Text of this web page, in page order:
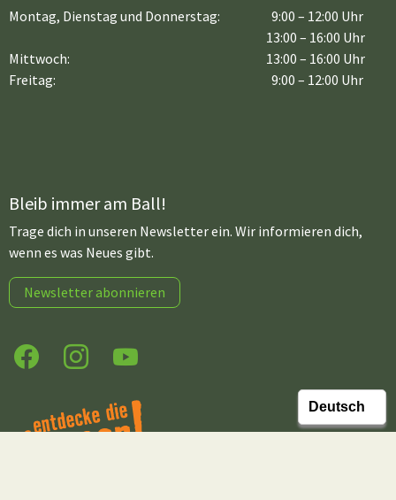
Montag, Dienstag und Donnerstag:
9:00 – 12:00 Uhr
13:00 – 16:00 Uhr
Mittwoch:
Freitag:
13:00 – 16:00 Uhr
9:00 – 12:00 Uhr
Bleib immer am Ball!
Trage dich in unseren Newsletter ein. Wir informieren dich,
wenn es was Neues gibt.
Newsletter abonnieren